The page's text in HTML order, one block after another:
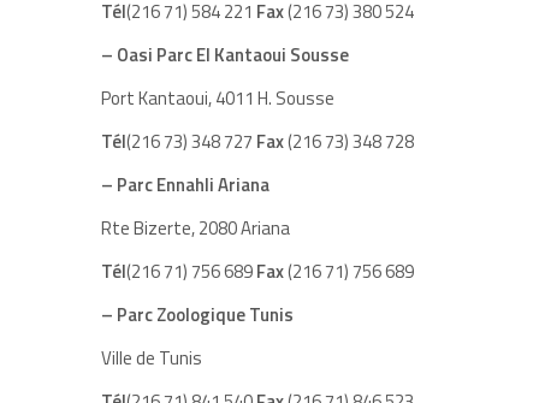
Tél(216 71) 584 221 Fax(216 73) 380 524
– Oasi Parc El Kantaoui Sousse
Port Kantaoui, 4011 H. Sousse
Tél(216 73) 348 727 Fax(216 73) 348 728
– Parc Ennahli Ariana
Rte Bizerte, 2080 Ariana
Tél(216 71) 756 689Fax(216 71) 756 689
– Parc Zoologique Tunis
Ville de Tunis